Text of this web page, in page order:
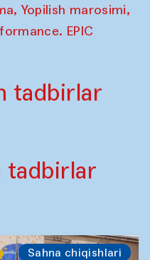
, Yopilish marosimi,
EPIC
tadbirlar
tadbirlar
Sahna chiqishlari